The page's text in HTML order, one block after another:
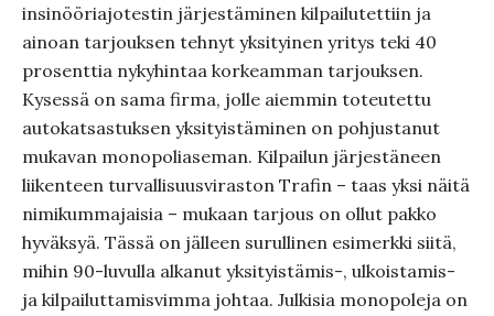
insinööriajotestin järjestäminen kilpailutettiin ja
ainoan tarjouksen tehnyt yksityinen yritys teki 40
prosenttia nykyhintaa korkeamman tarjouksen.
Kysessä on sama firma, jolle aiemmin toteutettu
autokatsastuksen yksityistäminen on pohjustanut
mukavan monopoliaseman. Kilpailun järjestäneen
liikenteen turvallisuusviraston Trafin – taas yksi näitä
nimikummajaisia – mukaan tarjous on ollut pakko
hyväksyä. Tässä on jälleen surullinen esimerkki siitä,
mihin 90-luvulla alkanut yksityistämis-, ulkoistamis-
ja kilpailuttamisvimma johtaa. Julkisia monopoleja on